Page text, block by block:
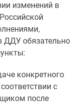
изменений в
ДДУ обязательно
конкретного
с
после